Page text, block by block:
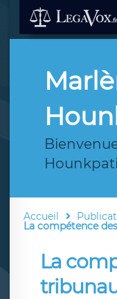
Accueil
La compétence
La